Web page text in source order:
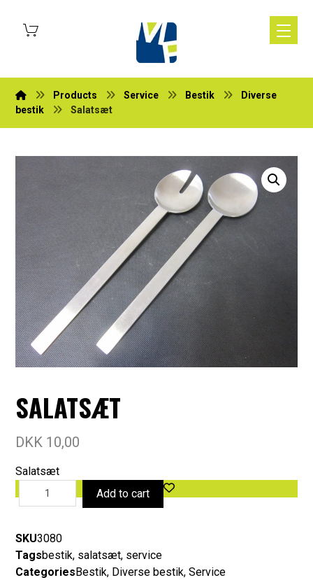
Products Service Bestik
Diverse
bestik
Salatsæt
SALATSÆT
DKK 10,00
Salatsæt
Add to cart
SKU3080
Tagsbestik, salatsæt, service
Categories Bestik, Diverse bestik,Service